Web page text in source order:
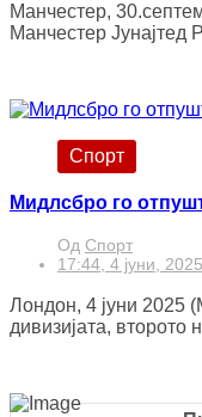
Манчестер,
Манчестер Јунајтед
Спорт
Мидлсбро го
Од Спорт
17:44, 4 јуни, 2025
Лондон, 4 јуни
дивизијата, второто